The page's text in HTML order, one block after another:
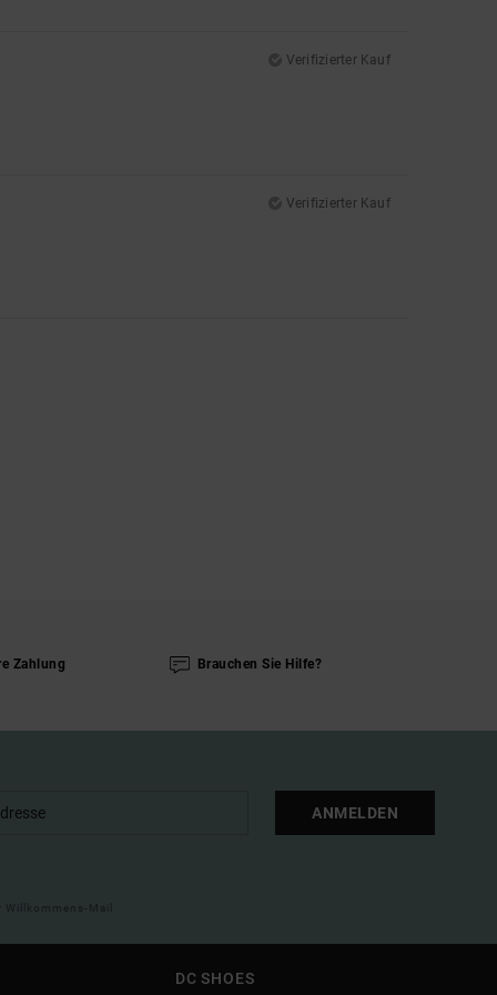
Verifizierter Kauf
Verifizierter Kauf
Zahlung Brauchen Sie Hilfe?
ANMELDEN
Mail
DC SHOES